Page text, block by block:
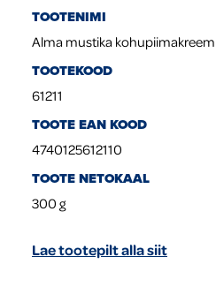
TOOTENIMI
Alma mustika
TOOTEKOOD
61211
TOOTE EAN KOOD
4740125612110
TOOTE NETOKAAL
300 g
Lae tootepilt alla siit